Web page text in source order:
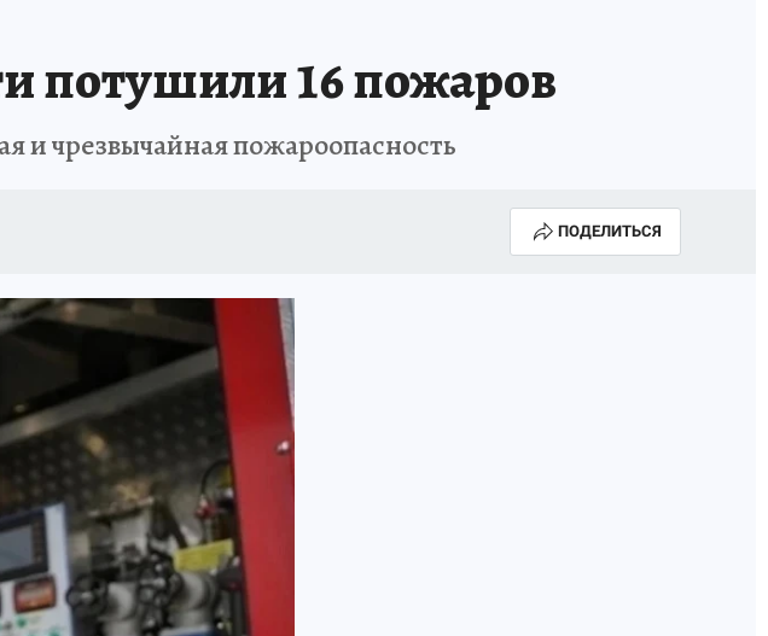
потушили 16 пожаров
и чрезвычайная пожароопасность
ПОДЕЛИТЬСЯ